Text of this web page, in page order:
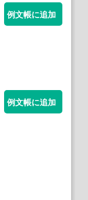
例文帳に追加
例文帳に追加